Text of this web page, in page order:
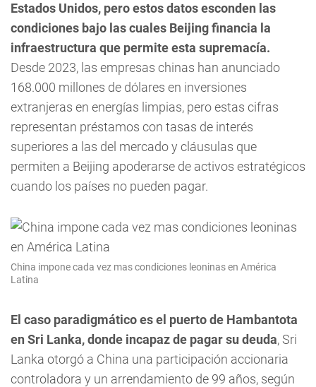
Estados Unidos, pero estos datos esconden las
condiciones bajo las cuales Beijing financia la
infraestructura que permite esta supremacía.
Desde 2023, las empresas chinas han anunciado
168.000 millones de dólares en inversiones
extranjeras en energías limpias, pero estas cifras
representan préstamos con tasas de interés
superiores a las del mercado y cláusulas que
permiten a Beijing apoderarse de activos estratégicos
cuando los países no pueden pagar.
China impone cada vez mas condiciones leoninas en América
Latina
El caso paradigmático es el puerto de Hambantota
en Sri Lanka, donde incapaz de pagar su deuda, Sri
Lanka otorgó a China una participación accionaria
controladora y un arrendamiento de 99 años, según